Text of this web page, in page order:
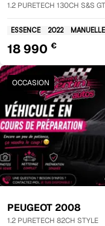
1.2 PURETECH 130CH S&S GT
ESSENCE 2022 MANUELLE
18 990 €
OCCASION
PEUGEOT 2008
1.2 PURETECH 82CH STYLE